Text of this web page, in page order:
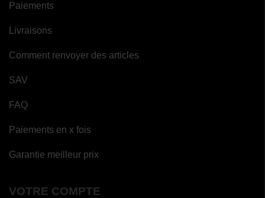
Paiements
Livraisons
Comment renvoyer des articles
SAV
FAQ
Paiements en x fois
Garantie meilleur prix
VOTRE COMPTE